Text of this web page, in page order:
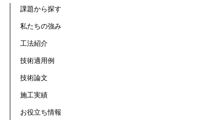
課題から探す
私たちの強み
工法紹介
技術適用例
技術論文
施工実績
お役立ち情報